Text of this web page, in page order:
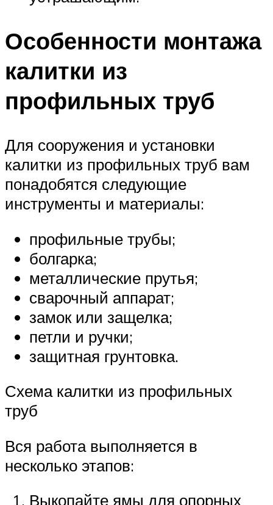
Особенности монтажа
калитки из
профильных труб
Для сооружения и установки
калитки из профильных труб вам
понадобятся следующие
инструменты и материалы:
профильные трубы;
болгарка;
металлические прутья;
сварочный аппарат;
замок или защелка;
петли и ручки;
защитная грунтовка.
Схема калитки из профильных
труб
Вся работа выполняется в
несколько этапов:
Выкопайте ямы для опорных